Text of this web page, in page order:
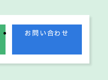
お問い合わせ